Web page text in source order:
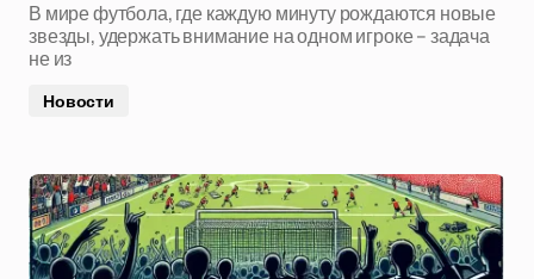
В мире футбола, где каждую минуту рождаются новые
звезды, удержать внимание на одном игроке – задача
не из
Новости